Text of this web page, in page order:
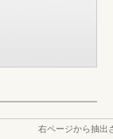
右ページから抽出